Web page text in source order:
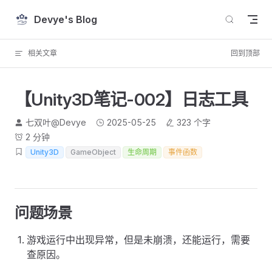
Skip to content
Devye's Blog
相关文章 回到顶部
【Unity3D笔记-002】日志工具
七双叶@Devye 2025-05-25
323 个字
2 分钟
Unity3D GameObject 生命周期 事件函数
问题场景
游戏运行中出现异常，但是未崩溃，还能运行，需要
查原因。